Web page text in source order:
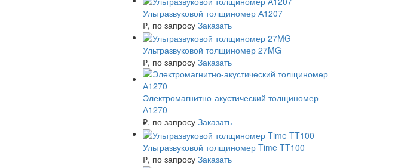
Ультразвуковой толщиномер А1207
₽, по запросу Заказать
Ультразвуковой толщиномер 27MG
₽, по запросу Заказать
Электромагнитно-акустический толщиномер
А1270
₽, по запросу Заказать
Ультразвуковой толщиномер Time TT100
₽, по запросу Заказать